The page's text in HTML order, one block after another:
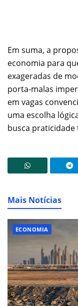
Em suma, a
economia para
exageradas de
porta-malas
em vagas
uma escolha
busca
Mais Notícias
ECONOMIA